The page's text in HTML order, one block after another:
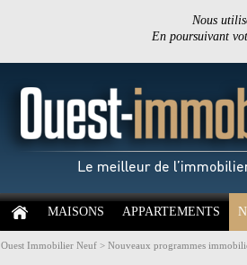
Nous
En poursuivant
MAISONS APPARTEMENTS
Ouest Immobilier Neuf > Nouveaux programmes